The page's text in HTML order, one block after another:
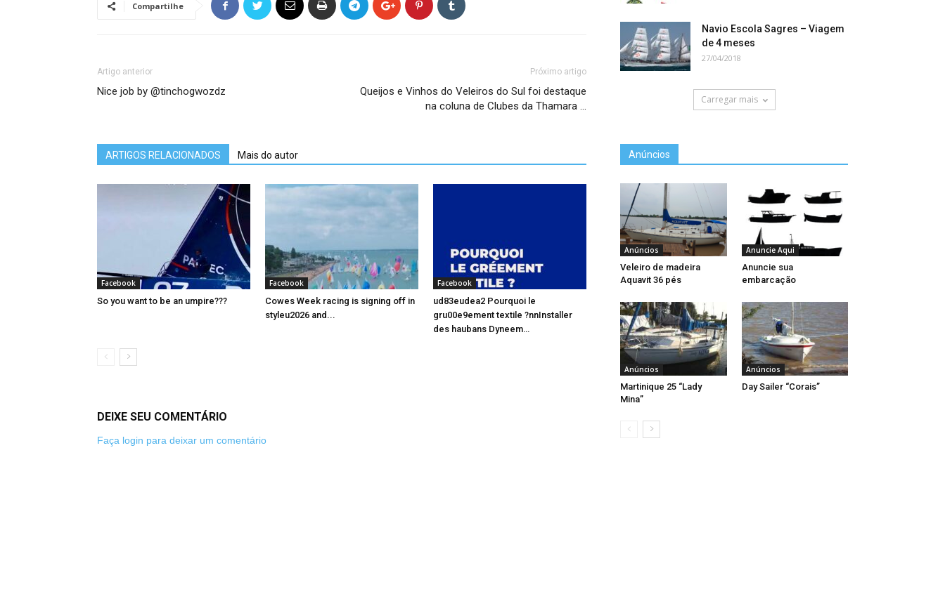
Compartilhe
Artigo anterior
Nice job by @tinchogwozdz
Próximo artigo
Queijos e Vinhos do Veleiros do Sul foi destaque
na coluna de Clubes da Thamara …
ARTIGOS RELACIONADOS Mais do autor
Facebook
So you want to be an umpire???
Facebook
Cowes Week racing is signing off in
styleu2026 and...
Facebook
ud83eudea2 Pourquoi le
gru00e9ement textile ?nnInstaller
des haubans Dyneem…
DEIXE SEU COMENTÁRIO
Faça login para deixar um comentário
Navio Escola Sagres – Viagem
de 4 meses
27/04/2018
Carregar mais
Anúncios
Anúncios
Veleiro de madeira
Aquavit 36 pés
Anuncie Aqui
Anuncie sua
embarcação
Anúncios
Martinique 25 “Lady
Mina”
Anúncios
Day Sailer “Corais”